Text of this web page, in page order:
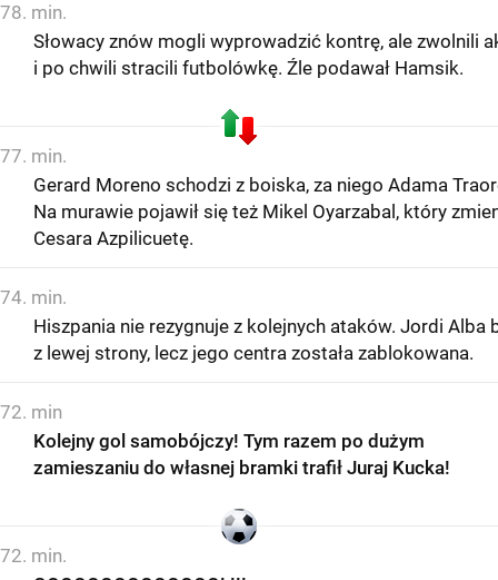
78. min.
Słowacy znów mogli wyprowadzić kontrę, ale zwolnili
i po chwili stracili futbolówkę. Źle podawał Hamsik.
77. min.
Gerard Moreno schodzi z boiska, za niego Adama
Na murawie pojawił się też Mikel Oyarzabal, który
Cesara Azpilicuetę.
74. min.
Hiszpania nie rezygnuje z kolejnych ataków. Jordi Alba
z lewej strony, lecz jego centra została zablokowana.
72. min
Kolejny gol samobójczy! Tym razem po dużym
zamieszaniu do własnej bramki trafił Juraj Kucka!
72. min.